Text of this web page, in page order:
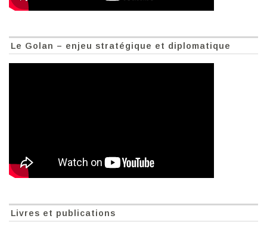
Le Golan – enjeu stratégique et diplomatique
Livres et publications